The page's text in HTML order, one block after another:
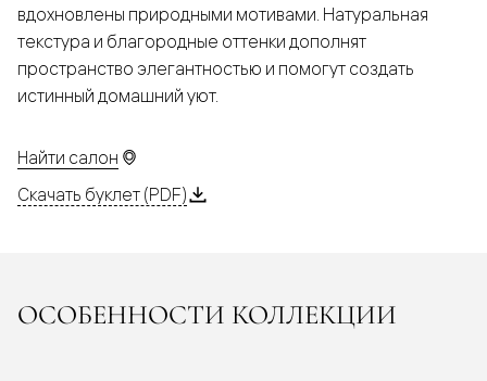
вдохновлены природными мотивами. Натуральная
текстура и благородные оттенки дополнят
пространство элегантностью и помогут создать
истинный домашний уют.
Найти салон
Скачать буклет (PDF)
ОСОБЕННОСТИ КОЛЛЕКЦИИ